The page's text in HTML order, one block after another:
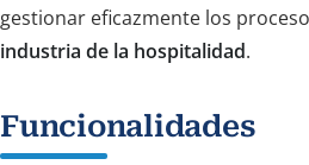
gestionar eficazmente los
industria de la hospitalidad.
Funcionalidades